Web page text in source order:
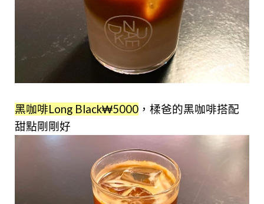
黑咖啡Long Black₩5000 ，楺爸的黑咖啡搭配
甜點剛剛好